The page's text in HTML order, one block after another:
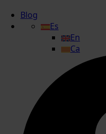
Blog
Es
En
Ca